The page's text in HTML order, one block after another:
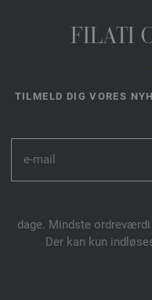
FILATI
TILMELD DIG VORES
dage. Mindste
Der kan kun